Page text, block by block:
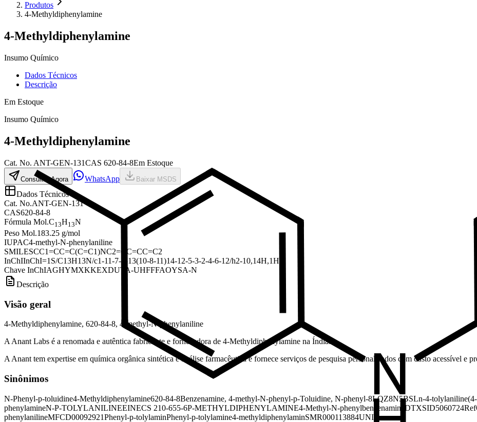
Produtos
4-Methyldiphenylamine
4-Methyldiphenylamine
Insumo Químico
Dados Técnicos
Descrição
Em Estoque
Insumo Químico
4-Methyldiphenylamine
Cat. No. ANT-GEN-131CAS 620-84-8Em Estoque
Consultar Agora WhatsApp Baixar MSDS
Dados Técnicos
Cat. No.ANT-GEN-131
CAS620-84-8
Fórmula Mol.C13H13N
Peso Mol.183.25 g/mol
IUPAC4-methyl-N-phenylaniline
SMILESCC1=CC=C(C=C1)NC2=CC=CC=C2
InChIInChI=1S/C13H13N/c1-11-7-9-13(10-8-11)14-12-5-3-2-4-6-12/h2-10,14H,1H3
Chave InChIAGHYMXKKEXDUTA-UHFFFAOYSA-N
Descrição
Visão geral
4-Methyldiphenylamine, 620-84-8, 4-methyl-N-phenylaniline
A Anant Labs é a renomada e autêntica fabricante e fornecedora de 4-Methyldiphenylamine na Índia.
A Anant tem expertise em química orgânica sintética e análise farmacêutica e fornece serviços de pesquisa personalizados com custo acessível e
Sinônimos
N-Phenyl-p-toluidine4-Methyldiphenylamine620-84-8Benzenamine, 4-methyl-N-phenyl-p-Toluidine, N-phenyl-8LQZ8N5BSLn-4-tolylaniline
phenylamineN-P-TOLYLANILINEEINECS 210-655-6P-METHYLDIPHENYLAMINE4-Methyl-N-phenylbenzenamine DTXSID5060724
phenylanilineMFCD00092921Phenyl-p-tolylaminPhenyl-p-tolylamine4-methyldiphenylaminSMR000113884UNII-